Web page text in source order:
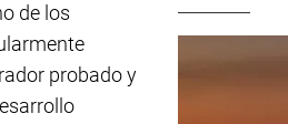
de los
probado y